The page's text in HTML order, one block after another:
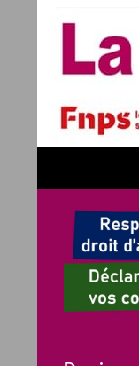
management –
REVUE